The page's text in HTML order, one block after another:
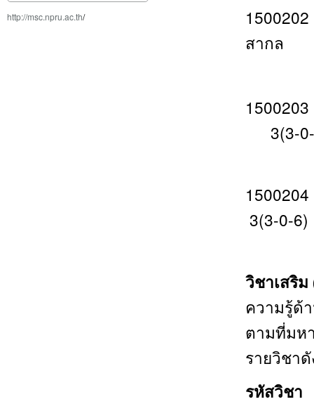
http://msc.npru.ac.th/
สากล
3(3-
3(3-0-6)
วิชาเสริ
ความรู้ด้
ตามที่มห
รายวิชา
ร